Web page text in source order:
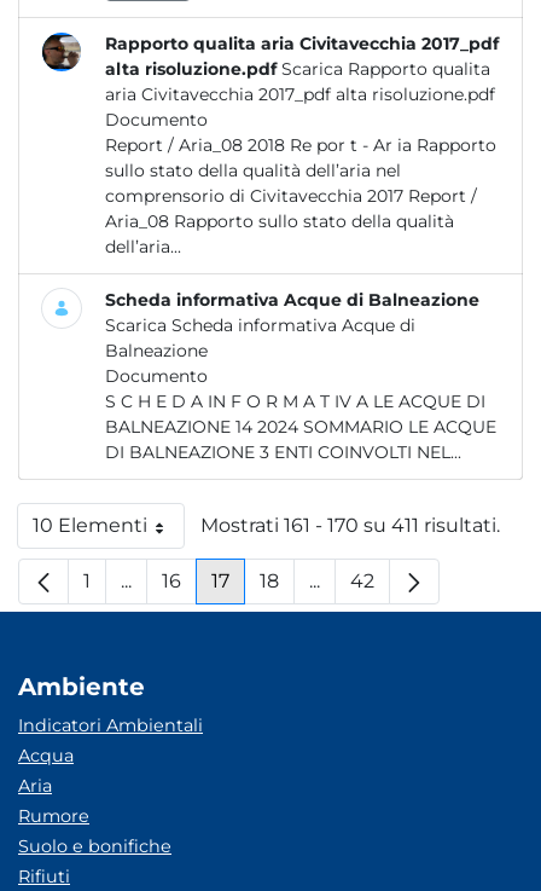
Rapporto qualita aria Civitavecchia 2017_pdf
alta risoluzione.pdf Scarica Rapporto qualita
aria Civitavecchia 2017_pdf alta risoluzione.pdf
Documento
Report / Aria_08 2018 Re por t - Ar ia Rapporto
sullo stato della qualità dell’aria nel
comprensorio di Civitavecchia 2017 Report /
Aria_08 Rapporto sullo stato della qualità
dell’aria...
Scheda informativa Acque di Balneazione
Scarica Scheda informativa Acque di
Balneazione
Documento
S C H E D A IN F O R M A T IV A LE ACQUE DI
BALNEAZIONE 14 2024 SOMMARIO LE ACQUE
DI BALNEAZIONE 3 ENTI COINVOLTI NEL...
10 ElementiPer paginaMostrati 161 - 170 su 411 risultati.
Pagina
1 ...Pagine intermedie
Pagina
16 Pagina
17 Pagina
18 ...Pagine intermedie
Pagina
42
Ambiente
Indicatori Ambientali
Acqua
Aria
Rumore
Suolo e bonifiche
Rifiuti